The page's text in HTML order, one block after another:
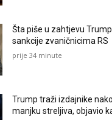
Šta piše u zahtjevu
sankcije zvaničnicima RS
prije 34 minute
Trump traži izdajnike
manjku streljiva, objavio